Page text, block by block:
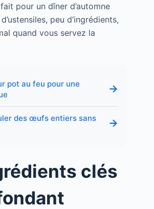
pour un dîner d’automne
peu d’ingrédients,
quand vous servez la
pot au feu pour une
→
des œufs entiers sans
→
clés